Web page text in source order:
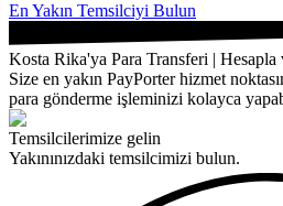
En Yakın Temsilciyi Bulun
Kosta Rika'ya Para Transferi | Hesapla
Size en yakın PayPorter hizmet
para gönderme işleminizi kolayca
Temsilcilerimize gelin
Yakınınızdaki temsilcimizi bulun.